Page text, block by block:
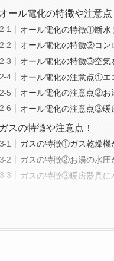
オール電化の特徴や注意点
オール電化の特徴①断水
オール電化の特徴②コン
オール電化の特徴③空気
オール電化の注意点①エ
オール電化の注意点②お
オール電化の注意点③暖
ガスの特徴や注意点！
ガスの特徴①ガス乾燥機
ガスの特徴②お湯の水圧
ガスの特徴③暖房器具に